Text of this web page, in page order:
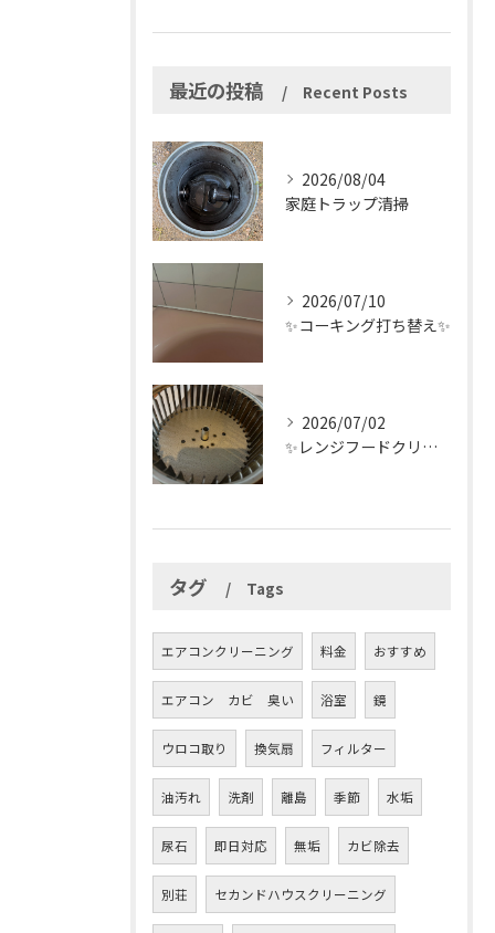
最近の投稿 Recent Posts
2026/08/04
家庭トラップ清掃
2026/07/10
✨コーキング打ち替え✨
2026/07/02
✨レンジフードクリーニング✨
タグ Tags
エアコンクリーニング 料金 おすすめ
エアコン カビ 臭い 浴室 鏡
ウロコ取り 換気扇 フィルター
油汚れ 洗剤 離島 季節 水垢
尿石 即日対応 無垢 カビ除去
別荘 セカンドハウスクリーニング